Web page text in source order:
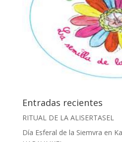
Entradas recientes
RITUAL DE LA ALISERTASEL
Día Esferal de la Siemvra en